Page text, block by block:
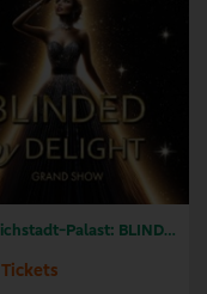
Friedrichstadt-Palast: BLINDED by DELIGHT - Grand Show
Tickets